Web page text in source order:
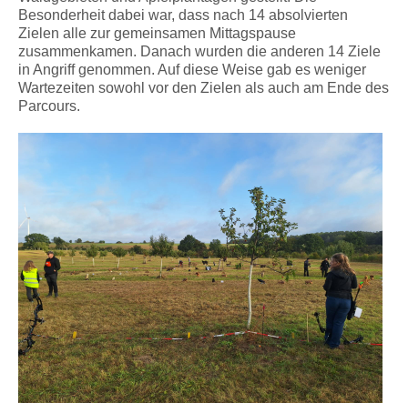
Besonderheit dabei war, dass nach 14 absolvierten
Zielen alle zur gemeinsamen Mittagspause
zusammenkamen. Danach wurden die anderen 14 Ziele
in Angriff genommen. Auf diese Weise gab es weniger
Wartezeiten sowohl vor den Zielen als auch am Ende des
Parcours.